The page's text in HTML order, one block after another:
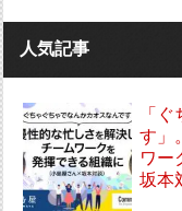
人気記事
「
す」
ワー
坂本